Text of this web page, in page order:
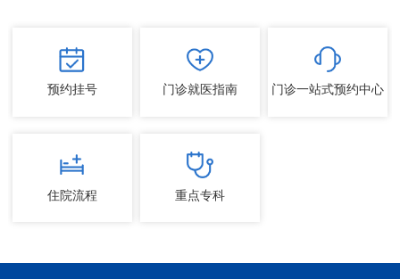
预约挂号 门诊就医指南 门诊一站式预约中心
住院流程 重点专科